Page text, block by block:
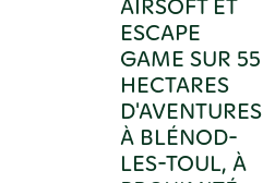
AIRSOFT ET
ESCAPE
GAME SUR 55
HECTARES
D'AVENTURES
À BLÉNOD-
LES-TOUL, À